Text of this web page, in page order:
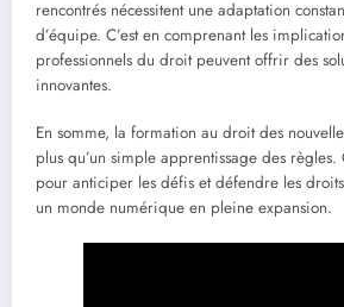
rencontrés nécessitent une adaptation
d’équipe. C’est en comprenant les
professionnels du droit peuvent offrir des
innovantes.
En somme, la formation au droit des
plus qu’un simple apprentissage des règles.
pour anticiper les défis et défendre les
un monde numérique en pleine expansion.